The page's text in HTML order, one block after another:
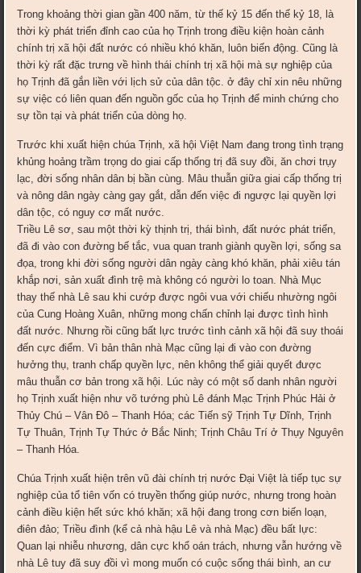
Trong khoảng thời gian gần 400 năm, từ thế kỷ 15 đến thế kỷ 18, là
thời kỳ phát triển đỉnh cao của họ Trịnh trong điều kiện hoàn cảnh
chính trị xã hội đất nước có nhiều khó khăn, luôn biến động. Cũng là
thời kỳ rất đặc trưng về hình thái chính trị xã hội mà sự nghiệp của
họ Trịnh đã gắn liền với lịch sử của dân tộc. ở đây chỉ xin nêu những
sự việc có liên quan đến nguồn gốc của họ Trịnh để minh chứng cho
sự tồn tại và phát triển của dòng họ.
Trước khi xuất hiện chúa Trịnh, xã hội Việt Nam đang trong tình trạng
khủng hoảng trầm trọng do giai cấp thống trị đã suy đồi, ăn chơi trụy
lạc, đời sống nhân dân bị bần cùng. Mâu thuẫn giữa giai cấp thống trị
và nông dân ngày càng gay gắt, dẫn đến việc đi ngược lại quyền lợi
dân tộc, có nguy cơ mất nước.
Triều Lê sơ, sau một thời kỳ thịnh trị, thái bình, đất nước phát triển,
đã đi vào con đường bế tắc, vua quan tranh giành quyền lợi, sống sa
đọa, trong khi đời sống người dân ngày càng khó khăn, phải xiêu tán
khắp nơi, sản xuất đình trệ mà không có người lo toan. Nhà Mục
thay thế nhà Lê sau khi cướp được ngôi vua với chiếu nhường ngôi
của Cung Hoàng Xuân, những mong chấn chỉnh lại được tình hình
đất nước. Nhưng rồi cũng bất lực trước tình cảnh xã hội đã suy thoái
đến cực điểm. Vì bản thân nhà Mạc cũng lại đi vào con đường
hưởng thụ, tranh chấp quyền lực, nên không thể giải quyết được
mâu thuẫn cơ bản trong xã hội. Lúc này có một số danh nhân người
họ Trịnh xuất hiện như võ tướng phù Lê đánh Mạc Trịnh Phúc Hải ở
Thủy Chú – Vân Đô – Thanh Hóa; các Tiến sỹ Trịnh Tự Dĩnh, Trịnh
Tự Thuân, Trịnh Tự Thức ở Bắc Ninh; Trịnh Châu Trí ở Thụy Nguyên
– Thanh Hóa.
Chúa Trịnh xuất hiện trên vũ đài chính trị nước Đại Việt là tiếp tục sự
nghiệp của tổ tiên vốn có truyền thống giúp nước, nhưng trong hoàn
cảnh điều kiện hết sức khó khăn; xã hội đang trong cơn biến loạn,
điên đảo; Triều đình (kể cả nhà hậu Lê và nhà Mạc) đều bất lực:
Quan lại nhiễu nhương, dân cực khổ oán trách, nhưng vẫn hướng về
nhà Lê tuy đã suy đồi vì mong muốn có cuộc sống thái bình, an cư